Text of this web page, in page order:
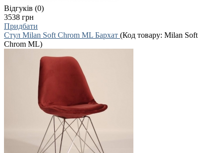
Відгуків (0)
3538 грн
Придбати
Стул Milan Soft Chrom ML Бархат (Код товару: Milan Soft
Chrom ML)